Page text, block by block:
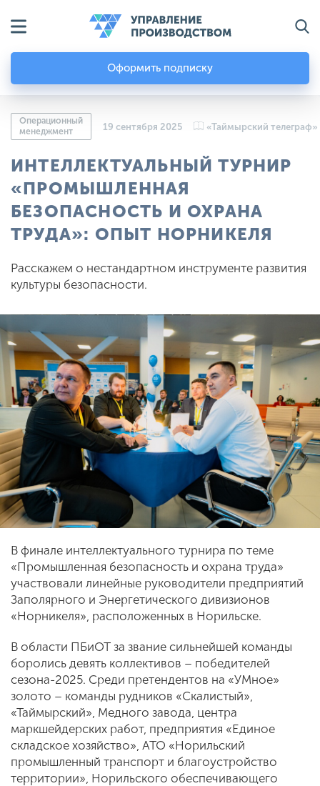
Оформить подписку
Операционный
менеджмент
19 сентября 2025 «Таймырский телеграф»
ИНТЕЛЛЕКТУАЛЬНЫЙ ТУРНИР
«ПРОМЫШЛЕННАЯ
БЕЗОПАСНОСТЬ И ОХРАНА
ТРУДА»: ОПЫТ НОРНИКЕЛЯ
Расскажем о нестандартном инструменте развития
культуры безопасности.
В финале интеллектуального турнира по теме
«Промышленная безопасность и охрана труда»
участвовали линейные руководители предприятий
Заполярного и Энергетического дивизионов
«Норникеля», расположенных в Норильске.
В области ПБиОТ за звание сильнейшей команды
боролись девять коллективов – победителей
сезона-2025. Среди претендентов на «УМное»
золото – команды рудников «Скалистый»,
«Таймырский», Медного завода, центра
маркшейдерских работ, предприятия «Единое
складское хозяйство», АТО «Норильский
промышленный транспорт и благоустройство
территории», Норильского обеспечивающего